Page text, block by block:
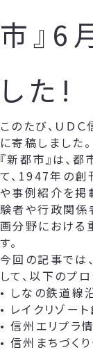
市』6
した!
このたび、ＵＤ
に寄稿しました。
『新都市』は、
て、1947年の創
や事例紹介を掲
験者や行政関係
画分野における
す。
今回の記事では
して、以下のプ
• しなの鉄道線
• レイクリゾー
• 信州エリプラ
• 信州まちづく